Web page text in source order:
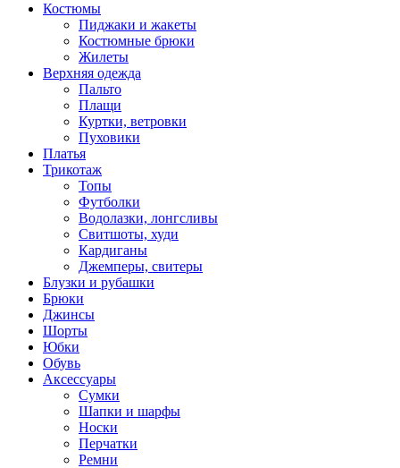
Костюмы
Пиджаки и жакеты
Костюмные брюки
Жилеты
Верхняя одежда
Пальто
Плащи
Куртки, ветровки
Пуховики
Платья
Трикотаж
Топы
Футболки
Водолазки, лонгсливы
Свитшоты, худи
Кардиганы
Джемперы, свитеры
Блузки и рубашки
Брюки
Джинсы
Шорты
Юбки
Обувь
Аксессуары
Сумки
Шапки и шарфы
Носки
Перчатки
Ремни